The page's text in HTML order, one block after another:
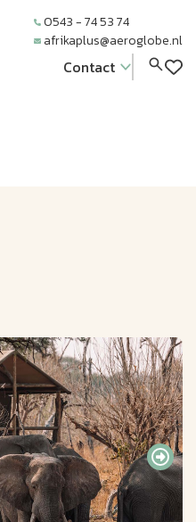
0543 - 74 53 74
afrikaplus@aeroglobe.nl
Contact